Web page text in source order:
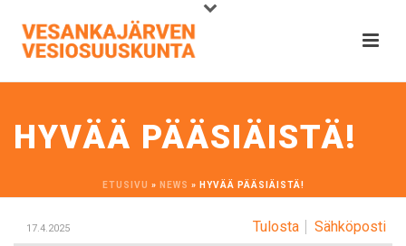
HYVÄÄ PÄÄSIÄISTÄ!
ETUSIVU » NEWS » HYVÄÄ PÄÄSIÄISTÄ!
Tulosta Sähköposti
17.4.2025